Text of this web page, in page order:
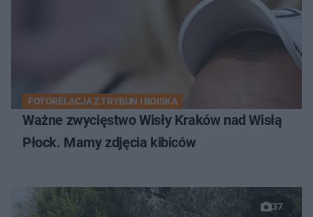
FOTORELACJA Z TRYBUN I BOISKA
Ważne zwycięstwo Wisły Kraków nad Wisłą
Płock. Mamy zdjęcia kibiców
37